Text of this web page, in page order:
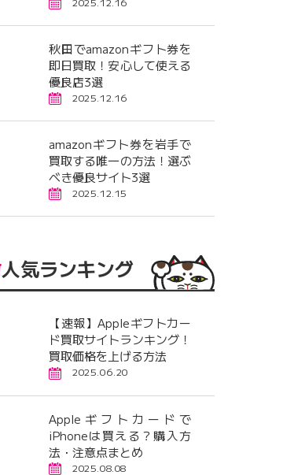
秋田でamazonギフト券を
即日買取！安心して使える
優良店3選
2025.12.16
amazonギフト券を岩手で
買取する唯一の方法！選ぶ
べき優良サイト3選
2025.12.15
人気ランキング
【速報】Appleギフトカー
ド買取サイトランキング！
買取価格を上げる方法
2025.06.20
Appleギフトカードで
iPhoneは買える？購入方
法・注意点まとめ
2025.08.08